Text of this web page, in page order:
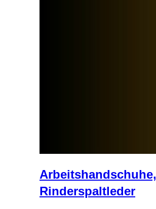
Arbeitshandschuhe,
Rinderspaltleder